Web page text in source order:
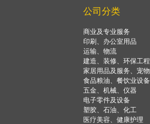
公司分类
商业及专业服务
印刷、办公室用品
运输、物流
建造、装修、环保工程
家居用品及服务、宠物
食品粮油、餐饮业设备
五金、机械、仪器
电子零件及设备
塑胶、石油、化工
医疗美容、健康护理